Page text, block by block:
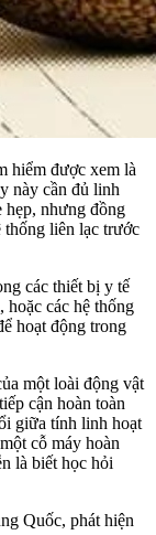
hiểm được xem là
này cần đủ linh
hẹp, nhưng đồng
thống liên lạc trước
các thiết bị y tế
hoặc các hệ thống
hoạt động trong
một loài động vật
cận hoàn toàn
giữa tính linh hoạt
cỗ máy hoàn
là biết học hỏi
Quốc, phát hiện